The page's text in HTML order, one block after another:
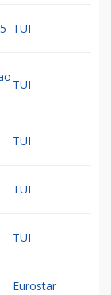
TUI
TUI
TUI
TUI
TUI
Eurostar